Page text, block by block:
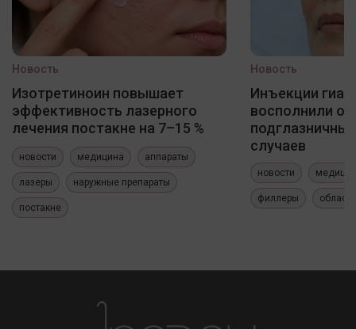
Новость
Изотретиноин повышает
эффективность лазерного
лечения постакне на 7–15 %
новости медицина аппараты
лазеры наружные препараты
постакне
Новость
Инъекции
восполнили
случаев
новости
филлеры